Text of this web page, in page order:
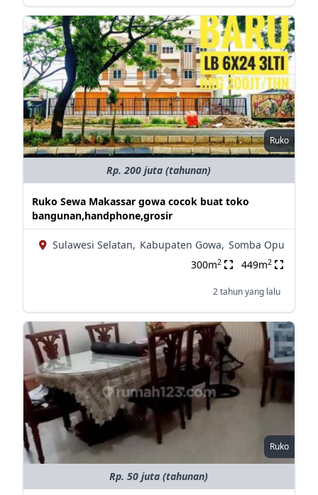
Ruko
Rp. 200 juta (tahunan)
Ruko Sewa Makassar gowa cocok buat toko
bangunan,handphone,grosir
Sulawesi Selatan, Kabupaten Gowa, Somba Opu
300m2 449m2
2 tahun yang lalu
Ruko
Rp. 50 juta (tahunan)